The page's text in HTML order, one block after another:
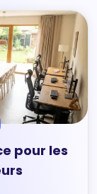
pour les